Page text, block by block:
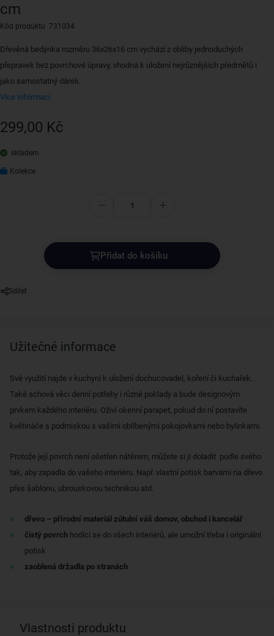
cm
Kód produktu 731034
Dřevěná bedýnka rozměru 36x26x16 cm vychází z obliby jednoduchých
přepravek bez povrchové úpravy, vhodná k uložení nejrůznějších předmětů i
jako samostatný dárek.
Více informací
299,00 Kč
skladem
Kolekce
Přidat do košíku
Sdílet
Užitečné informace
Své využití najde v kuchyni k uložení dochucovadel, koření či kuchařek.
Také schová věci denní potřeby i různé poklady a bude designovým
prvkem každého interiéru. Oživí okenní parapet, pokud do ní postavíte
květináče s podmiskou s vašimi oblíbenými pokojovkami nebo bylinkami.
Protože její povrch není ošetřen nátěrem, můžete si ji doladit podle svého
tak, aby zapadla do vašeho interiéru. Např. vlastní potisk barvami na dřevo
přes šablonu, ubrouskovou technikou atd.
dřevo – přírodní materiál zútulní váš domov, obchod i kancelář
čistý povrch hodící se do všech interiérů, ale umožní třeba i originální
potisk
zaoblená držadla po stranách
Vlastnosti produktu